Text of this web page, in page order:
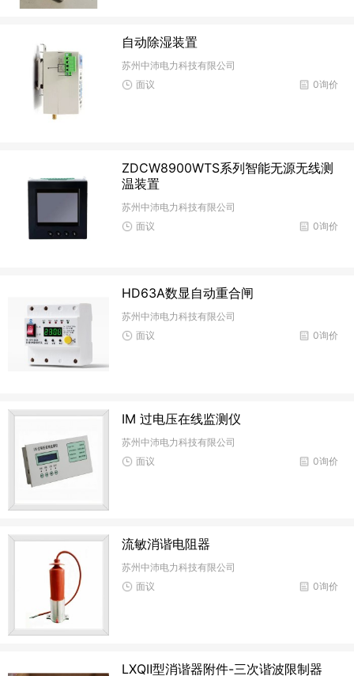
自动除湿装置
苏州中沛电力科技有限公司
0询价
面议
ZDCW8900WTS系列智能无源无线测
温装置
苏州中沛电力科技有限公司
0询价
面议
HD63A数显自动重合闸
苏州中沛电力科技有限公司
0询价
面议
IM 过电压在线监测仪
苏州中沛电力科技有限公司
0询价
面议
流敏消谐电阻器
苏州中沛电力科技有限公司
0询价
面议
LXQⅡ型消谐器附件-三次谐波限制器